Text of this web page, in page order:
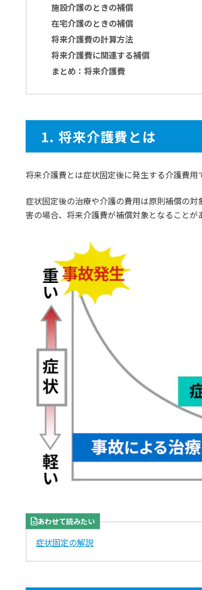
施設介護のときの補償
在宅介護のときの補償
将来介護費の計算方法
将来介護費に関連する補償
まとめ：将来介護費
1. 将来介護費とは
将来介護費とは症状固定後に発生する介護費用
症状固定後の治療や介護の費用は原則補償の
害の場合、将来介護費が補償対象となることが
あわせて読みたい
症状固定の解説